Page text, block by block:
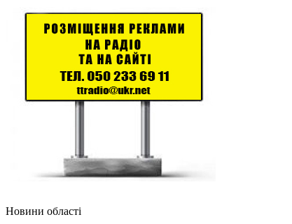
Новини області